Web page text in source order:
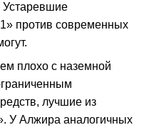
Устаревшие
против современных
плохо с наземной
лучшие из
У Алжира аналогичных